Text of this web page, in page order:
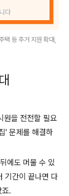
등 주거 지원 확대,
원을 전전할 필요
' 문제를 해결하
에도 머물 수 있
기간이 끝나면 다
.